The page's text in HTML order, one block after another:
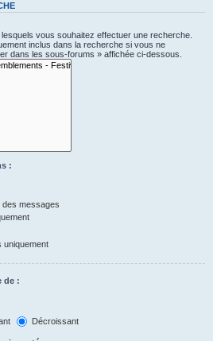
vous souhaitez effectuer une recherche.
inclus dans la recherche si vous ne
dans les sous-forums » affichée ci-dessous.
:
des messages
uniquement
de :
Décroissant